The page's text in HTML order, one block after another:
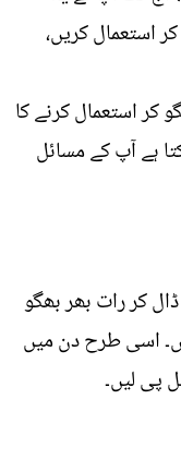
استعمال کریں،
کر استعمال کرنے کا
ہے آپ کے مسائل
کر رات بھر بھگو
اسی طرح دن میں
پی لیں۔